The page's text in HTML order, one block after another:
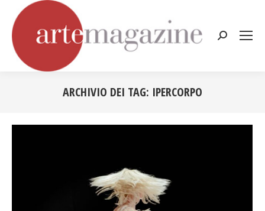
Cerca:
ARCHIVIO DEI TAG: IPERCORPO